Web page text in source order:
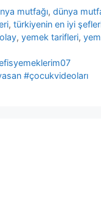
mutfağı,dünya
, türkiyenin en iyi
, yemek tarifleri,
#çocukvideoları